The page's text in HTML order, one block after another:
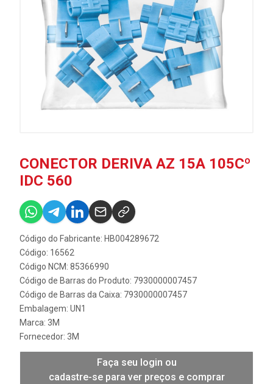
CONECTOR DERIVA AZ 15A 105Cº
IDC 560
Código do Fabricante: HB004289672
Código: 16562
Código NCM: 85366990
Código de Barras do Produto: 7930000007457
Código de Barras da Caixa: 7930000007457
Embalagem: UN1
Marca: 3M
Fornecedor: 3M
Faça seu login ou
cadastre-se para ver preços e comprar